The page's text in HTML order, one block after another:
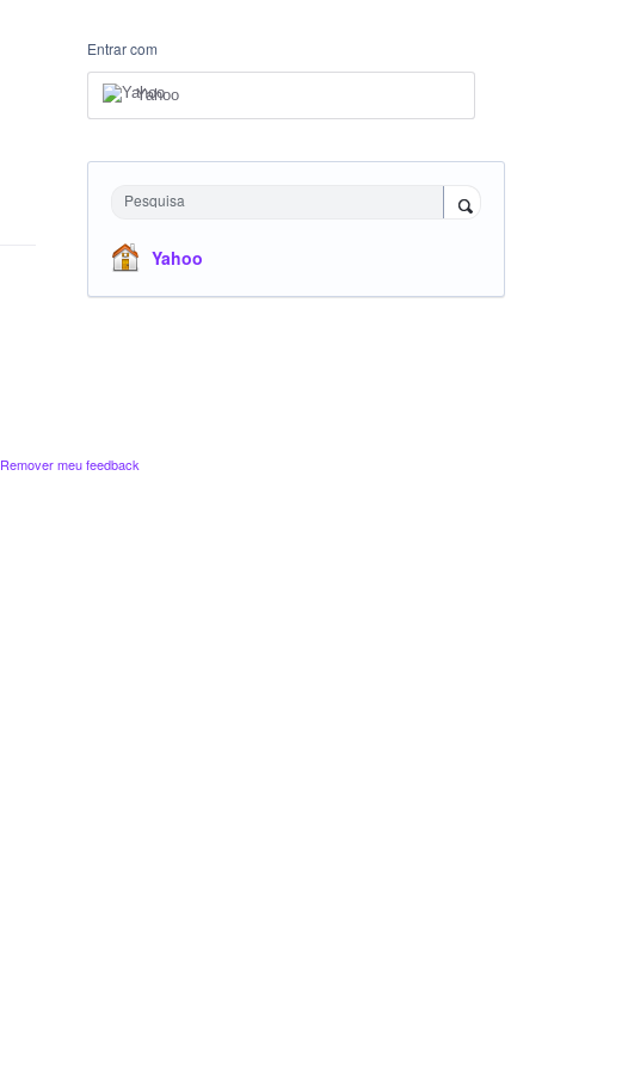
Entrar com
Yahoo
Pesquisa
Yahoo
Remover meu feedback